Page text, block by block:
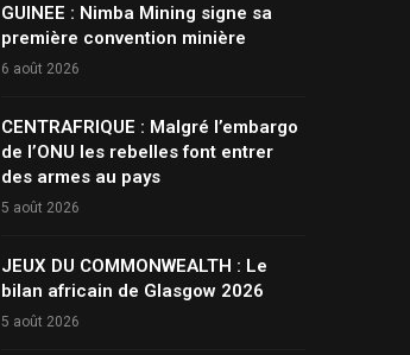
GUINEE : Nimba Mining signe sa
première convention minière
6 août 2026
CENTRAFRIQUE : Malgré l’embargo
de l’ONU les rebelles font entrer
des armes au pays
5 août 2026
JEUX DU COMMONWEALTH : Le
bilan africain de Glasgow 2026
5 août 2026